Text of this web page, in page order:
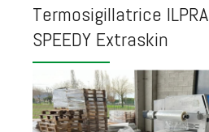
Termosigillatrice ILPRA
SPEEDY Extraskin